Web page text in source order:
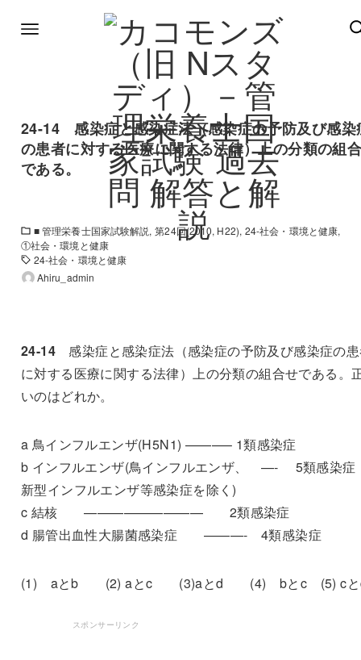
24-14 感染症と感染症法（感染症の予防及び感染
の患者に対する医療に関する法律）上の分類の組
である。
■ 管理栄養士国家試験解説 第24回(2010, H22) 24-社会・環境と健康
①社会・環境と健康
24-社会・環境と健康
Ahiru_admin
24-14感染症と感染症法（感染症の予防及び感染症の
に対する医療に関する法律）上の分類の組合せである。
いのはどれか。
a 鳥インフルエンザ(H5N1) ———– 1類感染症
b インフルエンザ(鳥インフルエンザ、 —- 5類感染症
新型インフルエンザ等感染症を除く)
c 結核 ————————— 2類感染症
d 腸管出血性大腸菌感染症 ———- 4類感染症
(1) aとb (2) aとc (3)aとd (4) bとc (5) cと
スポンサーリンク